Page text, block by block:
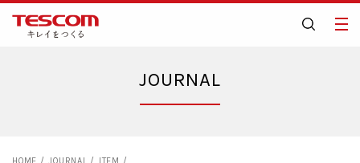
JOURNAL